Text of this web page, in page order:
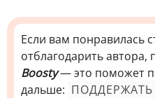
Если вам понравилась
отблагодарить автора,
Boosty— это поможет
дальше: